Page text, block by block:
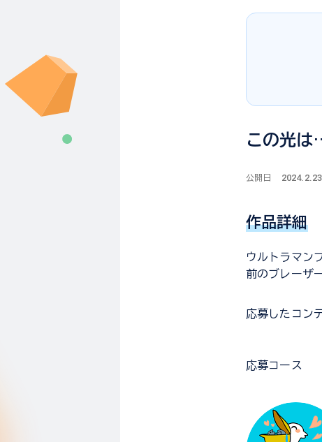
この光は
公開日 2024.2.23
作品詳細
ウルトラマン
前のブレーザ
応募した コン
応募コース